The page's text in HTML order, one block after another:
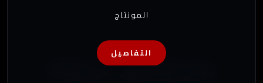
المونتاج
التفاصيل
بعض الإحصائيات عن شركتنا